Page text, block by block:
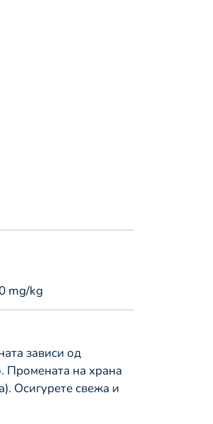
mg/kg
зависи од
Промената на храна
Осигурете свежа и